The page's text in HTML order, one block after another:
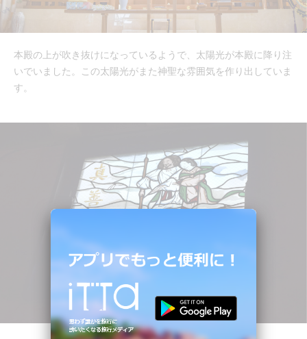
本殿の上が吹き抜けになっているようで、太陽光が本殿に降り注
いでいました。この太陽光がまた神聖な雰囲気を作り出していま
す。